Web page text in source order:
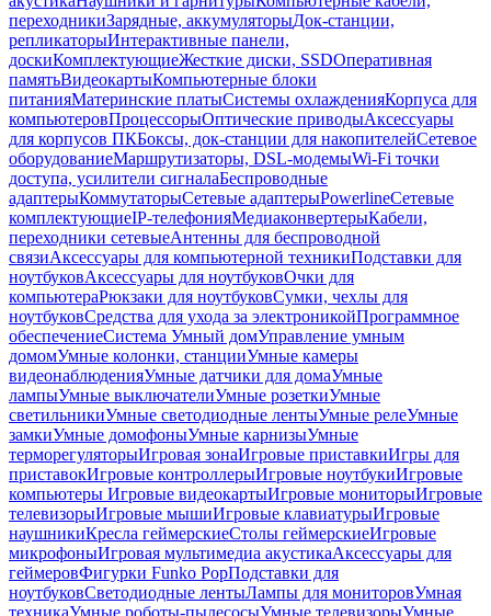
переходникиЗарядные, аккумуляторыДок-станции,
репликаторыИнтерактивные панели,
доскиКомплектующиеЖесткие диски, SSDОперативная
памятьВидеокартыКомпьютерные блоки
питанияМатеринские платыСистемы охлажденияКорпуса для
компьютеровПроцессорыОптические приводыАксессуары
для корпусов ПКБоксы, док-станции для накопителейСетевое
оборудованиеМаршрутизаторы, DSL-модемыWi-Fi точки
доступа, усилители сигналаБеспроводные
адаптерыКоммутаторыСетевые адаптерыPowerlineСетевые
комплектующиеIP-телефонияМедиаконвертерыКабели,
переходники сетевыеАнтенны для беспроводной
связиАксессуары для компьютерной техникиПодставки для
ноутбуковАксессуары для ноутбуковОчки для
компьютераРюкзаки для ноутбуковСумки, чехлы для
ноутбуковСредства для ухода за электроникойПрограммное
обеспечениеСистема Умный домУправление умным
домомУмные колонки, станцииУмные камеры
видеонаблюденияУмные датчики для домаУмные
лампыУмные выключателиУмные розеткиУмные
светильникиУмные светодиодные лентыУмные релеУмные
замкиУмные домофоныУмные карнизыУмные
терморегуляторыИгровая зонаИгровые приставкиИгры для
приставокИгровые контроллерыИгровые ноутбукиИгровые
компьютеры Игровые видеокартыИгровые мониторыИгровые
телевизорыИгровые мышиИгровые клавиатурыИгровые
наушникиКресла геймерскиеСтолы геймерскиеИгровые
микрофоныИгровая мультимедиа акустикаАксессуары для
геймеровФигурки Funko PopПодставки для
ноутбуковСветодиодные лентыЛампы для мониторовУмная
техникаУмные роботы-пылесосыУмные телевизорыУмные